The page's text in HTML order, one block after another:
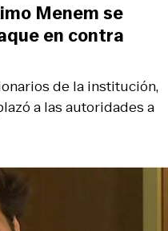
de la institución,
a las autoridades a
Menem se
en contra